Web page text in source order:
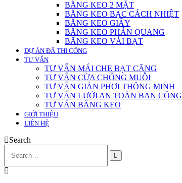
BĂNG KEO 2 MẶT
BĂNG KEO BẠC CÁCH NHIỆT
BĂNG KEO GIẤY
BĂNG KEO PHẢN QUANG
BĂNG KEO VẢI BẠT
DỰ ÁN ĐÃ THI CÔNG
TƯ VẤN
TƯ VẤN MÁI CHE BẠT CĂNG
TƯ VẤN CỬA CHỐNG MUỖI
TƯ VẤN GIÀN PHƠI THÔNG MINH
TƯ VẤN LƯỚI AN TOÀN BAN CÔNG
TƯ VẤN BĂNG KEO
GIỚI THIỆU
LIÊN HỆ
Search